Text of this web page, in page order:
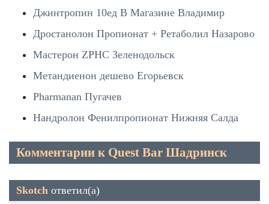
Джинтропин 10ед В Магазине Владимир
Дростанолон Пропионат + Ретаболил Назарово
Мастерон ZPHC Зеленодольск
Метандиенон дешево Егорьевск
Pharmanan Пугачев
Нандролон Фенилпропионат Нижняя Салда
Комментарии к Quest Bar Шадринск
Skotch ответил(а)